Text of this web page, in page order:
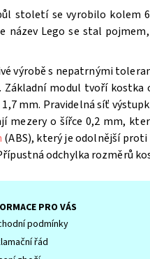
století se vyrobilo
název Lego se stal
výrobě s nepatrnými
modul tvoří
mm. Pravidelná síť
mezery o šířce 0,2 mm,
(ABS), který je odolnější
odchylka rozměrů
PRO VÁS
podmínky
řád